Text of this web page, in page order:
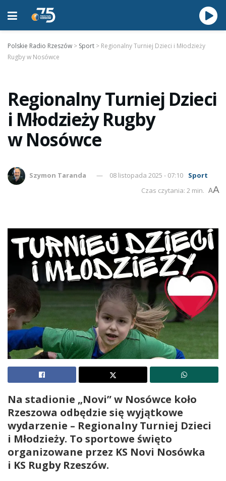
Polskie Radio Rzeszów > Sport > Regionalny Turniej Dzieci i Młodzieży
Rugby w Nosówce
Regionalny Turniej Dzieci
i Młodzieży Rugby
w Nosówce
Szymon Taranda 08 listopada 2025 - 07:10
Sport
Czas czytania: 2 min. AA
Na stadionie „Novi” w Nosówce koło
Rzeszowa odbędzie się wyjątkowe
wydarzenie – Regionalny Turniej Dzieci
i Młodzieży. To sportowe święto
organizowane przez KS Novi Nosówka
i KS Rugby Rzeszów.